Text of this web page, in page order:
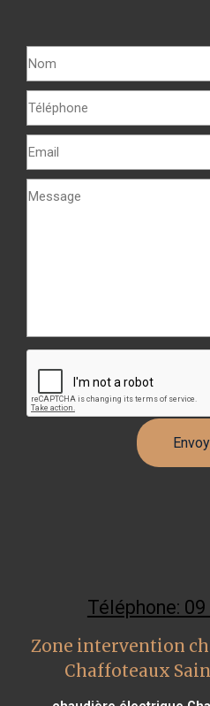
Téléphone:
Zone intervention
Chaffoteaux